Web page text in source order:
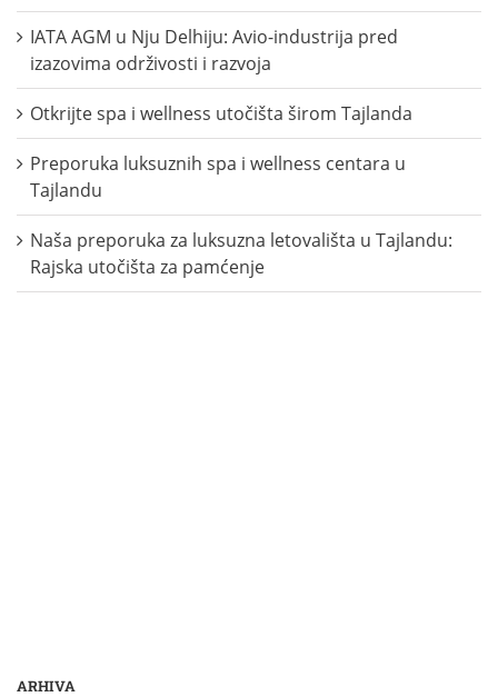
IATA AGM u Nju Delhiju: Avio-industrija pred
izazovima održivosti i razvoja
Otkrijte spa i wellness utočišta širom Tajlanda
Preporuka luksuznih spa i wellness centara u
Tajlandu
Naša preporuka za luksuzna letovališta u Tajlandu:
Rajska utočišta za pamćenje
ARHIVA